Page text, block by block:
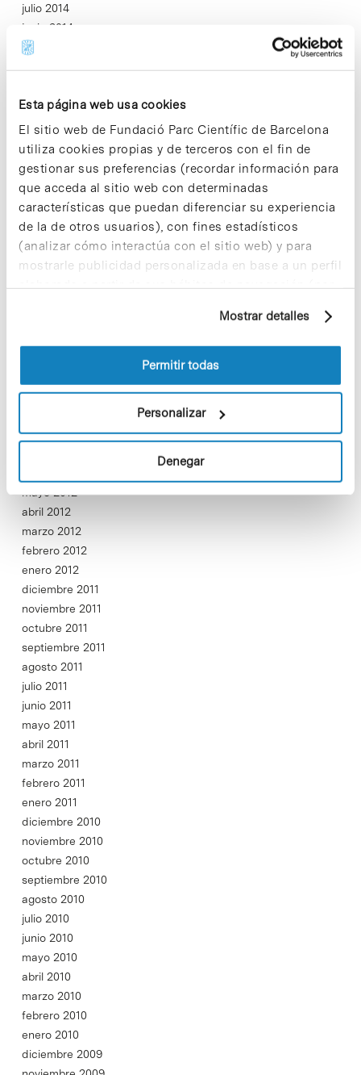
Esta página web usa cookies
El sitio web de Fundació Parc Científic de Barcelona
utiliza cookies propias y de terceros con el fin de
gestionar sus preferencias (recordar información para
que acceda al sitio web con determinadas
características que puedan diferenciar su experiencia
de la de otros usuarios), con fines estadísticos
(analizar cómo interactúa con el sitio web) y para
mostrarle publicidad personalizada en base a un perfil
elaborado a partir de sus hábitos de navegación (por
información sobre las cookies puede consultar
la Política de cookies del sitio web.
Mostrar detalles
Permitir todas
Personalizar
Denegar
julio 2014
junio 2014
mayo 2014
febrero 2014
enero 2014
diciembre 2013
noviembre 2013
octubre 2013
septiembre 2013
julio 2013
junio 2013
mayo 2013
octubre 2012
agosto 2012
mayo 2012
abril 2012
marzo 2012
febrero 2012
enero 2012
diciembre 2011
noviembre 2011
octubre 2011
septiembre 2011
agosto 2011
julio 2011
junio 2011
mayo 2011
abril 2011
marzo 2011
febrero 2011
enero 2011
diciembre 2010
noviembre 2010
octubre 2010
septiembre 2010
agosto 2010
julio 2010
junio 2010
mayo 2010
abril 2010
marzo 2010
febrero 2010
enero 2010
diciembre 2009